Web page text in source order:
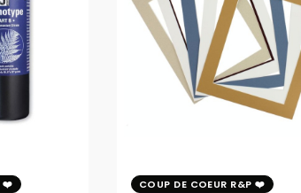
COUP DE COEUR R&P